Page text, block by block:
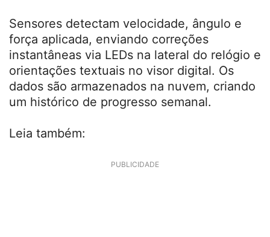
Sensores detectam velocidade, ângulo e
força aplicada, enviando correções
instantâneas via LEDs na lateral do relógio e
orientações textuais no visor digital. Os
dados são armazenados na nuvem, criando
um histórico de progresso semanal.
Leia também:
PUBLICIDADE